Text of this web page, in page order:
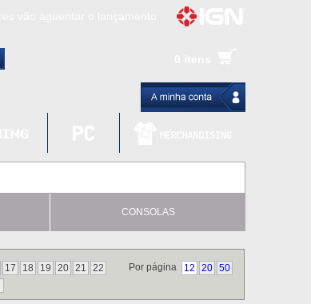
e vai receber novo conteúdo
Ghost of Yotei - Análise
Delta: Snake Eater - Análise
CONSOLAS
Por página 12 20 50
17 18 19 20 21
22